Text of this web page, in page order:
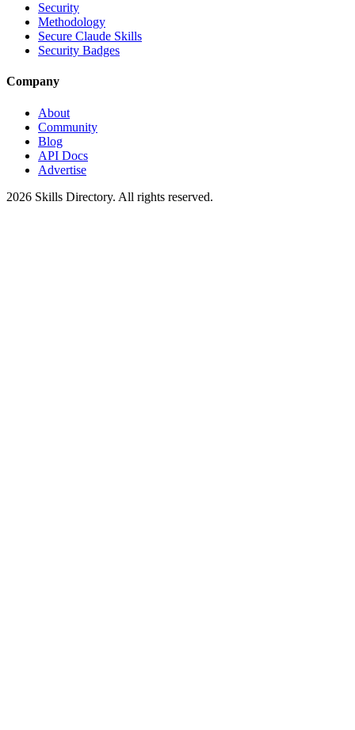
Security
Methodology
Secure Claude Skills
Security Badges
Company
About
Community
Blog
API Docs
Advertise
2026 Skills Directory. All rights reserved.